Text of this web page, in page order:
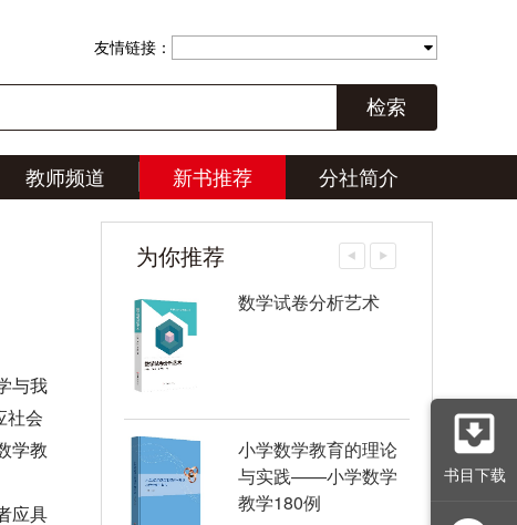
友情链接：
检索
教师频道 新书推荐 分社简介
与我
社会
学教
应具
为你推荐
数学试卷分析艺术
小学数学教育的理论
与实践——小学数学
教学180例
书目下载